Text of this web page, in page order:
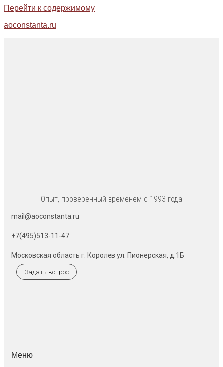
Перейти к содержимому
aoconstanta.ru
Опыт, проверенный временем с 1993 года
mail@aoconstanta.ru
+7(495)513-11-47
Московская область г. Королев ул. Пионерская, д.1Б
Задать вопрос
Меню